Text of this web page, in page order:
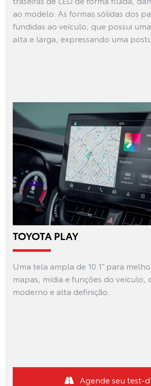
ao modelo. As formas sólidas dos
fundidas ao veículo, que possui
alta e larga, expressando uma
TOYOTA PLAY
Uma tela ampla de 10.1” para
mapas, mídia e funções do veículo,
moderno e alta definição.
Agende seu test-